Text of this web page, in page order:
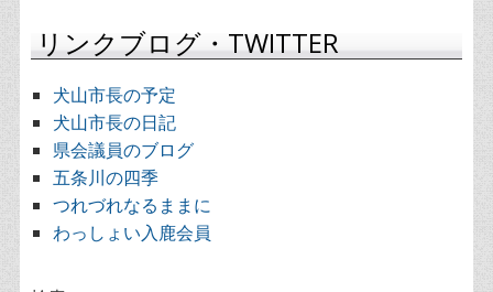
リンクブログ・TWITTER
犬山市長の予定
犬山市長の日記
県会議員のブログ
五条川の四季
つれづれなるままに
わっしょい入鹿会員